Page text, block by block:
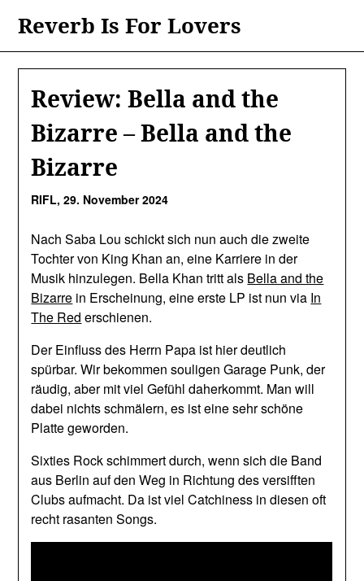
content
Reverb Is For Lovers
Review: Bella and the
Bizarre – Bella and the
Bizarre
RIFL,29. November 2024
Nach Saba Lou schickt sich nun auch die zweite
Tochter von King Khan an, eine Karriere in der
Musik hinzulegen. Bella Khan tritt als Bella and the
Bizarre in Erscheinung, eine erste LP ist nun via In
The Red erschienen.
Der Einfluss des Herrn Papa ist hier deutlich
spürbar. Wir bekommen souligen Garage Punk, der
räudig, aber mit viel Gefühl daherkommt. Man will
dabei nichts schmälern, es ist eine sehr schöne
Platte geworden.
Sixties Rock schimmert durch, wenn sich die Band
aus Berlin auf den Weg in Richtung des versifften
Clubs aufmacht. Da ist viel Catchiness in diesen oft
recht rasanten Songs.